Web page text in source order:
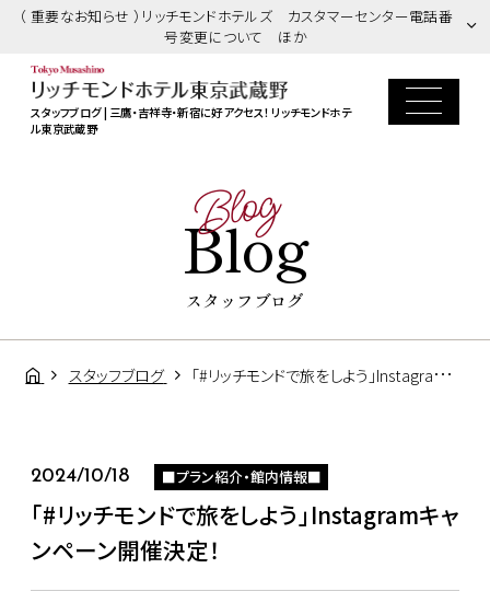
（ 重要なお知らせ ）リッチモンドホテルズ カスタマーセンター電話番
号変更について ほか
スタッフブログ | 三鷹・吉祥寺・新宿に好アクセス！ リッチモンドホテ
ル東京武蔵野
Blog
Blog
スタッフブログ
スタッフブログ 「#リッチモンドで旅をしよう」Instagramキャンペーン開催決定！
2024/10/18 ■プラン紹介・館内情報■
「#リッチモンドで旅をしよう」Instagramキャ
ンペーン開催決定！